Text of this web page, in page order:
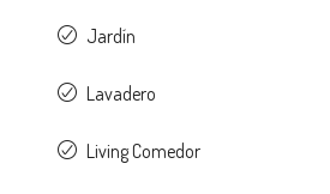
Jardín
Lavadero
Living Comedor